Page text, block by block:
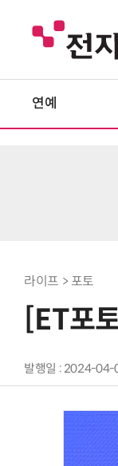
연예
라이프 > 포토
[ET포
발행일 : 2024-